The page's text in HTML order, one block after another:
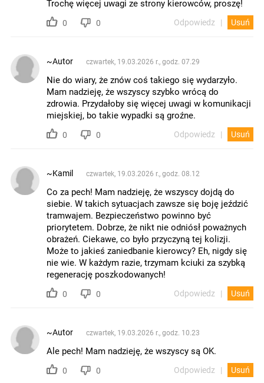
Trochę więcej uwagi ze strony kierowców, proszę!
0 0 Odpowiedz Usuń
~Autor czwartek, 19.03.2026 r., godz. 07.29
Nie do wiary, że znów coś takiego się wydarzyło.
Mam nadzieję, że wszyscy szybko wrócą do
zdrowia. Przydałoby się więcej uwagi w komunikacji
miejskiej, bo takie wypadki są groźne.
0 0 Odpowiedz Usuń
~Kamil czwartek, 19.03.2026 r., godz. 08.12
Co za pech! Mam nadzieję, że wszyscy dojdą do
siebie. W takich sytuacjach zawsze się boję jeździć
tramwajem. Bezpieczeństwo powinno być
priorytetem. Dobrze, że nikt nie odniósł poważnych
obrażeń. Ciekawe, co było przyczyną tej kolizji.
Może to jakieś zaniedbanie kierowcy? Eh, nigdy się
nie wie. W każdym razie, trzymam kciuki za szybką
regenerację poszkodowanych!
0 0 Odpowiedz Usuń
~Autor czwartek, 19.03.2026 r., godz. 10.23
Ale pech! Mam nadzieję, że wszyscy są OK.
0 0 Odpowiedz Usuń